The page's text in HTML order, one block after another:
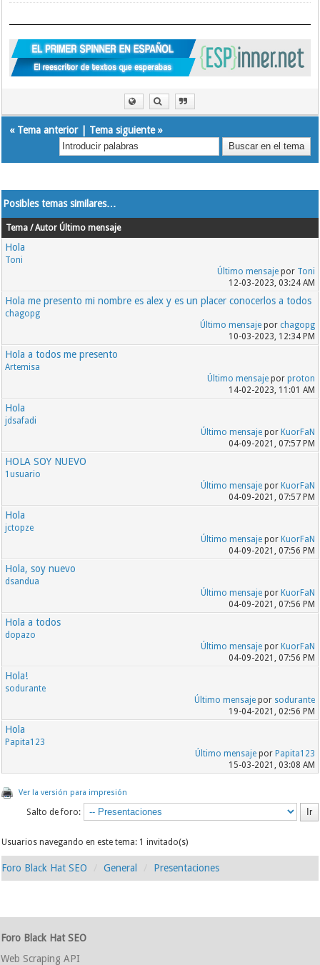
« Tema anterior| Tema siguiente»
Posibles temas similares…
Tema / Autor Último mensaje
Hola
Toni
Último mensajepor Toni
12-03-2023, 03:24 AM
Hola me presento mi nombre es alex y es un placer conocerlos a todos
chagopg
Último mensajepor chagopg
10-03-2023, 12:34 PM
Hola a todos me presento
Artemisa
Último mensajepor proton
14-02-2023, 11:01 AM
Hola
jdsafadi
Último mensajepor KuorFaN
04-09-2021, 07:57 PM
HOLA SOY NUEVO
1usuario
Último mensajepor KuorFaN
04-09-2021, 07:57 PM
Hola
jctopze
Último mensajepor KuorFaN
04-09-2021, 07:56 PM
Hola, soy nuevo
dsandua
Último mensajepor KuorFaN
04-09-2021, 07:56 PM
Hola a todos
dopazo
Último mensajepor KuorFaN
04-09-2021, 07:56 PM
Hola!
sodurante
Último mensajepor sodurante
19-04-2021, 02:56 PM
Hola
Papita123
Último mensajepor Papita123
15-03-2021, 03:08 AM
Ver la versión para impresión
Salto de foro:
Usuarios navegando en este tema: 1 invitado(s)
Foro Black Hat SEO General Presentaciones
Foro Black Hat SEO
Web Scraping API